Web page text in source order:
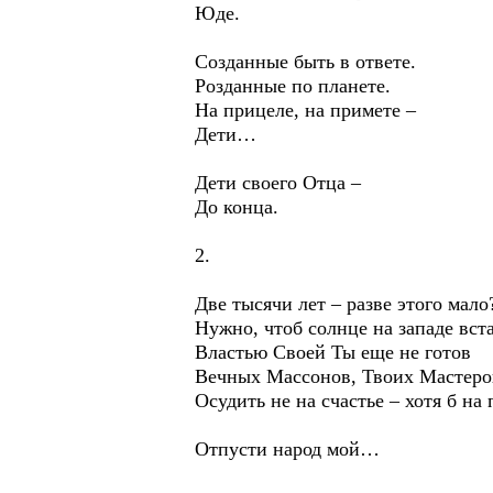
Юде.
Созданные быть в ответе.
Розданные по планете.
На прицеле, на примете –
Дети…
Дети своего Отца –
До конца.
2.
Две тысячи лет – разве этого
Нужно, чтоб солнце на западе
Властью Своей Ты еще не готов
Вечных Массонов, Твоих
Осудить не на счастье – хотя б на
Отпусти народ мой…